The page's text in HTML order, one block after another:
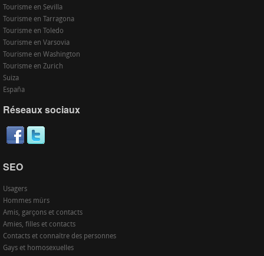
Tourisme en Sevilla
Tourisme en Tarragona
Tourisme en Toledo
Tourisme en Varsovia
Tourisme en Washington
Tourisme en Zurich
Suiza
España
Réseaux sociaux
SEO
Usagers
Hommes mûrs
Amis, garçons et contacts
Amies, filles et contacts
Contacts et connaître des personnes
Gays et homosexuelles